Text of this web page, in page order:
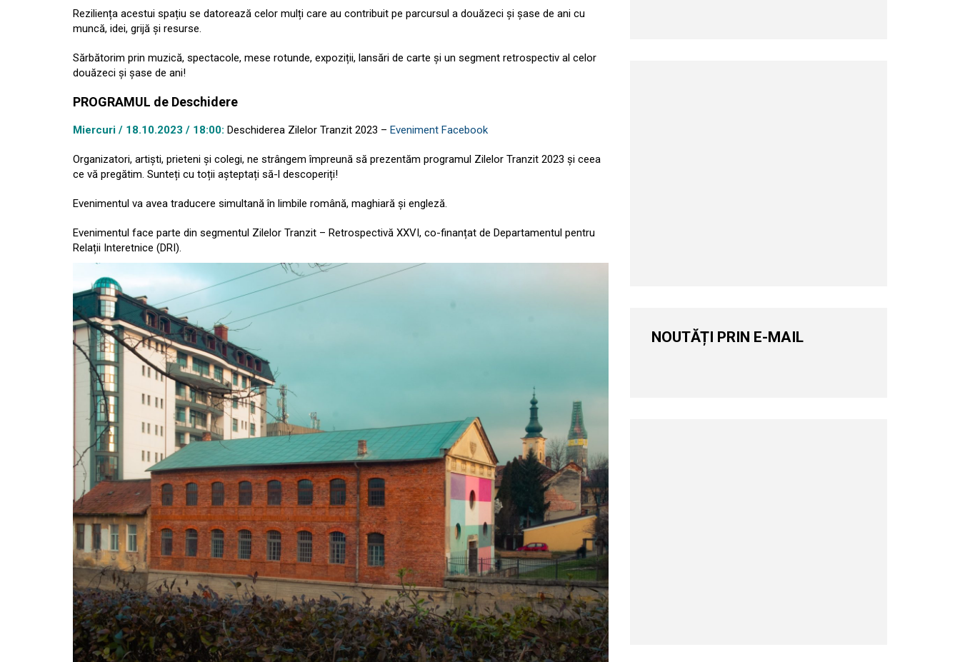
Reziliența acestui spațiu se datorează celor mulți care au contribuit pe parcursul a douăzeci și șase de ani cu
muncă, idei, grijă și resurse.
Sărbătorim prin muzică, spectacole, mese rotunde, expoziții, lansări de carte și un segment retrospectiv al celor
douăzeci și șase de ani!
PROGRAMUL de Deschidere
Miercuri / 18.10.2023 / 18:00: Deschiderea Zilelor Tranzit 2023 – Eveniment Facebook
Organizatori, artiști, prieteni și colegi, ne strângem împreună să prezentăm programul Zilelor Tranzit 2023 și ceea
ce vă pregătim. Sunteți cu toții așteptați să-l descoperiți!
Evenimentul va avea traducere simultană în limbile română, maghiară și engleză.
Evenimentul face parte din segmentul Zilelor Tranzit – Retrospectivă XXVI, co-finanțat de Departamentul pentru
Relații Interetnice (DRI).
NOUTĂȚI PRIN E-MAIL